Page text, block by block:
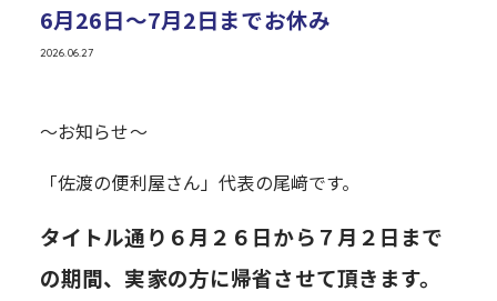
6月26日～7月2日までお休み
2026.06.27
～お知らせ～
「佐渡の便利屋さん」代表の尾﨑です。
タイトル通り６月２６日から７月２日まで
の期間、実家の方に帰省させて頂きます。